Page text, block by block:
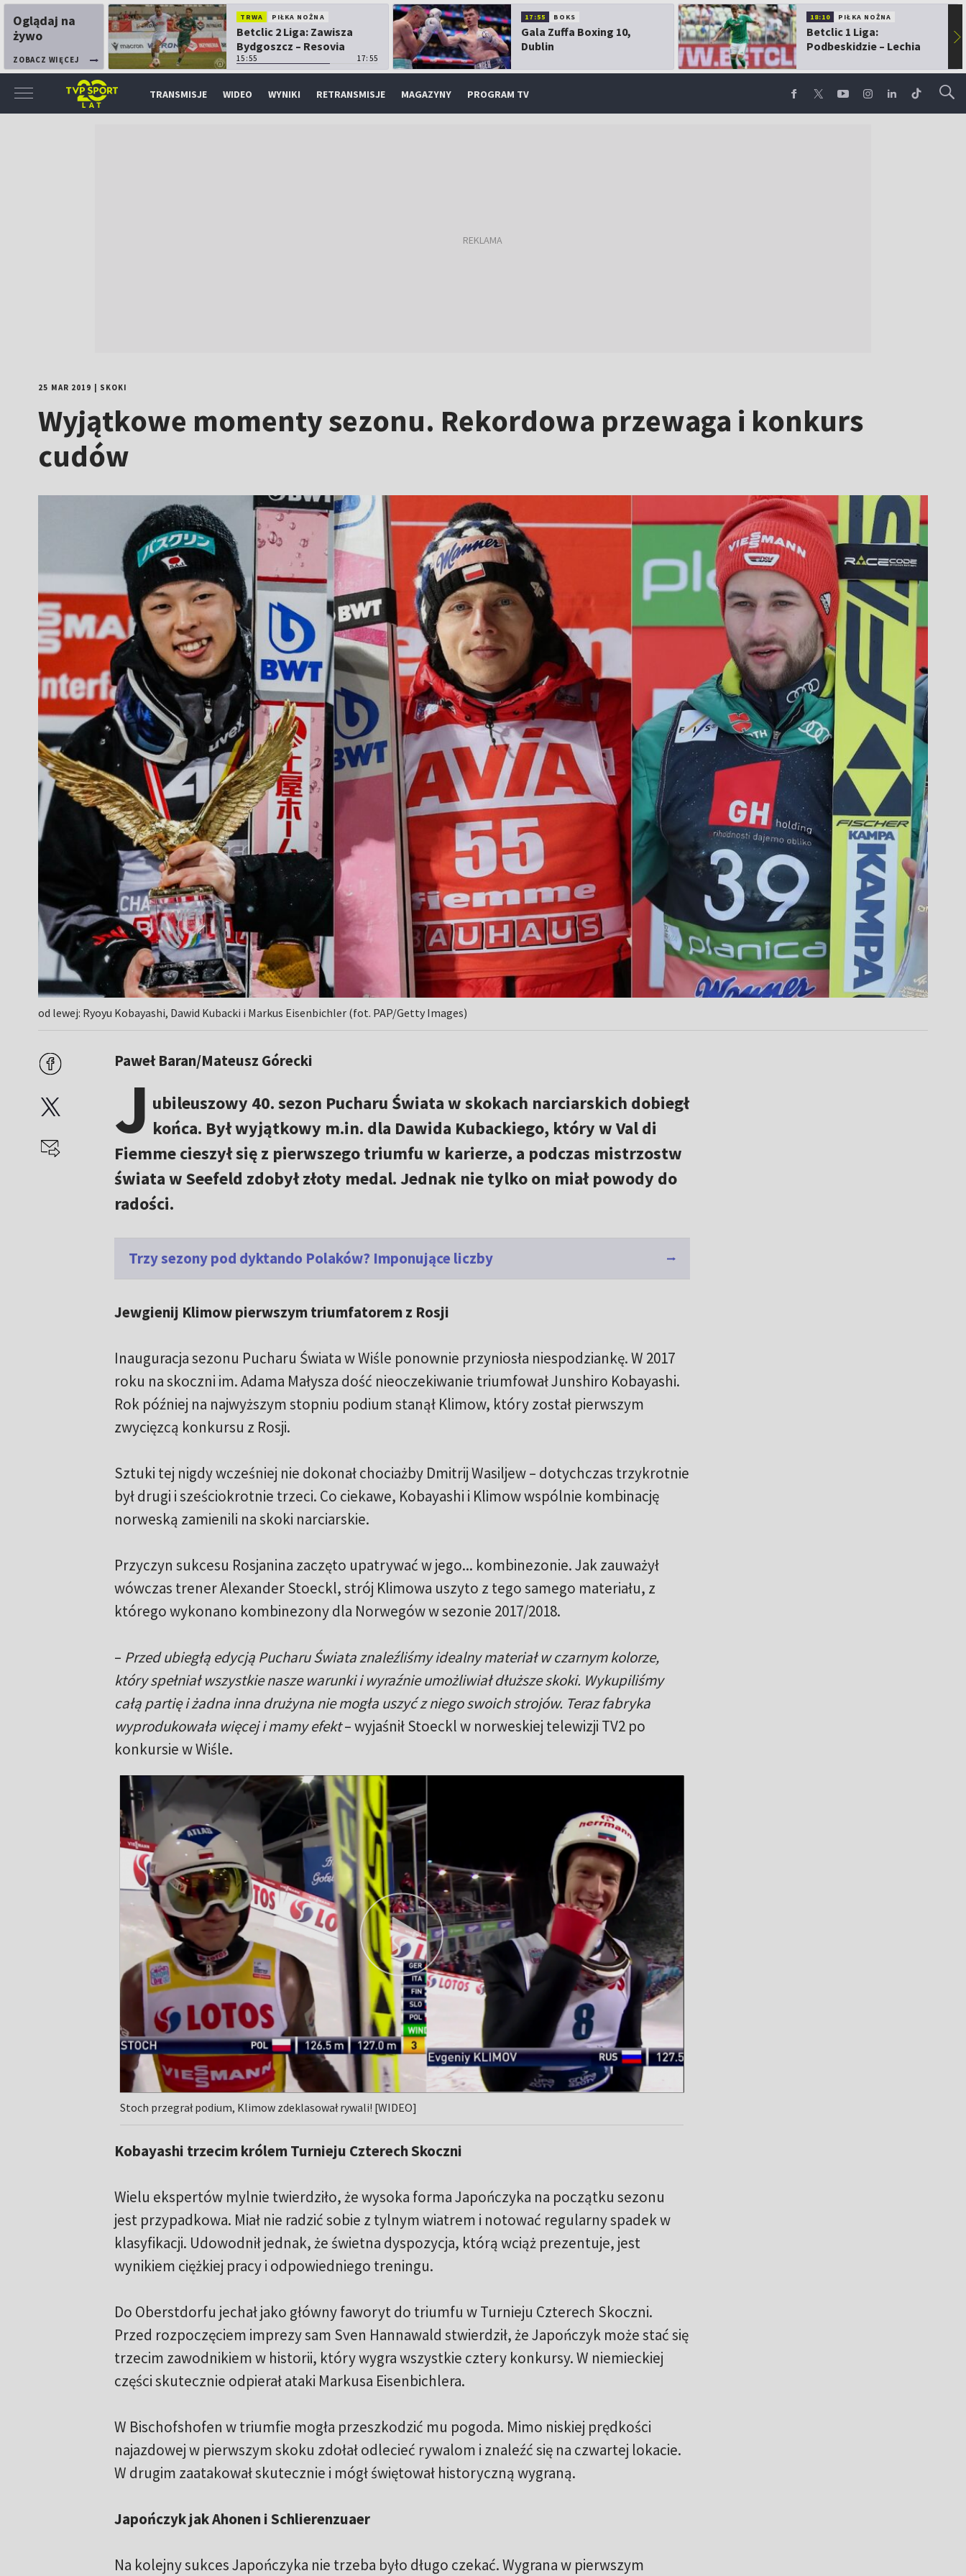
Oglądaj na
żywo
ZOBACZ WIĘCEJ
TRWA PIŁKA NOŻNA
Betclic 2 Liga: Zawisza
Bydgoszcz – Resovia
15:55 17:55
17:55 BOKS
Gala Zuffa Boxing 10,
Dublin
18:10 PIŁKA NOŻNA
Betclic 1 Liga:
Podbeskidzie – Lechia
▶
TRANSMISJE WIDEO WYNIKI RETRANSMISJE MAGAZYNY PROGRAM TV
25 MAR 2019 SKOKI
Wyjątkowe momenty sezonu. Rekordowa przewaga i konkurs
cudów
od lewej: Ryoyu Kobayashi, Dawid Kubacki i Markus Eisenbichler (fot. PAP/Getty Images)
Paweł Baran/Mateusz Górecki
J ubileuszowy 40. sezon Pucharu Świata w skokach narciarskich dobiegł
końca. Był wyjątkowy m.in. dla Dawida Kubackiego, który w Val di
Fiemme cieszył się z pierwszego triumfu w karierze, a podczas mistrzostw
świata w Seefeld zdobył złoty medal. Jednak nie tylko on miał powody do
radości.
Trzy sezony pod dyktando Polaków? Imponujące liczby
Jewgienij Klimow pierwszym triumfatorem z Rosji
Inauguracja sezonu Pucharu Świata w Wiśle ponownie przyniosła niespodziankę. W 2017
roku na skoczni im. Adama Małysza dość nieoczekiwanie triumfował Junshiro Kobayashi.
Rok później na najwyższym stopniu podium stanął Klimow, który został pierwszym
zwycięzcą konkursu z Rosji.
Sztuki tej nigdy wcześniej nie dokonał chociażby Dmitrij Wasiljew – dotychczas trzykrotnie
był drugi i sześciokrotnie trzeci. Co ciekawe, Kobayashi i Klimow wspólnie kombinację
norweską zamienili na skoki narciarskie.
Przyczyn sukcesu Rosjanina zaczęto upatrywać w jego... kombinezonie. Jak zauważył
wówczas trener Alexander Stoeckl, strój Klimowa uszyto z tego samego materiału, z
którego wykonano kombinezony dla Norwegów w sezonie 2017/2018.
– Przed ubiegłą edycją Pucharu Świata znaleźliśmy idealny materiał w czarnym kolorze,
który spełniał wszystkie nasze warunki i wyraźnie umożliwiał dłuższe skoki. Wykupiliśmy
całą partię i żadna inna drużyna nie mogła uszyć z niego swoich strojów. Teraz fabryka
wyprodukowała więcej i mamy efekt– wyjaśnił Stoeckl w norweskiej telewizji TV2 po
konkursie w Wiśle.
Stoch przegrał podium, Klimow zdeklasował rywali! [WIDEO]
Kobayashi trzecim królem Turnieju Czterech Skoczni
Wielu ekspertów mylnie twierdziło, że wysoka forma Japończyka na początku sezonu
jest przypadkowa. Miał nie radzić sobie z tylnym wiatrem i notować regularny spadek w
klasyfikacji. Udowodnił jednak, że świetna dyspozycja, którą wciąż prezentuje, jest
wynikiem ciężkiej pracy i odpowiedniego treningu.
Do Oberstdorfu jechał jako główny faworyt do triumfu w Turnieju Czterech Skoczni.
Przed rozpoczęciem imprezy sam Sven Hannawald stwierdził, że Japończyk może stać się
trzecim zawodnikiem w historii, który wygra wszystkie cztery konkursy. W niemieckiej
części skutecznie odpierał ataki Markusa Eisenbichlera.
W Bischofshofen w triumfie mogła przeszkodzić mu pogoda. Mimo niskiej prędkości
najazdowej w pierwszym skoku zdołał odlecieć rywalom i znaleźć się na czwartej lokacie.
W drugim zaatakował skutecznie i mógł świętował historyczną wygraną.
Japończyk jak Ahonen i Schlierenzuaer
Na kolejny sukces Japończyka nie trzeba było długo czekać. Wygrana w pierwszym